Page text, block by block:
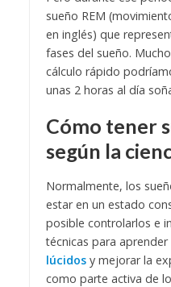
sueño REM
en inglés) que
fases del sueño.
cálculo rápido
unas 2 horas al día
Cómo tener
según la
Normalmente, los
estar en un estado
posible controlarlos e
técnicas para aprender
lúcidosy mejorar la
como parte activa de